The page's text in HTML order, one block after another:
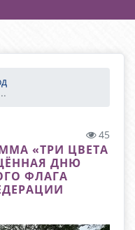
45
«ТРИ ЦВЕТА
ДНЮ
ФЛАГА